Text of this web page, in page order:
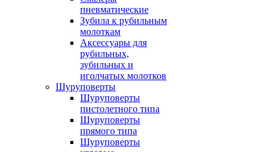
пневматические
Зубила к рубильным
молоткам
Аксессуары для
рубильных,
зубильных и
иголчатых молотков
Шуруповерты
Шуруповерты
пистолетного типа
Шуруповерты
прямого типа
Шуруповерты